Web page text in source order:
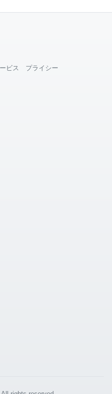
ビス プライシー